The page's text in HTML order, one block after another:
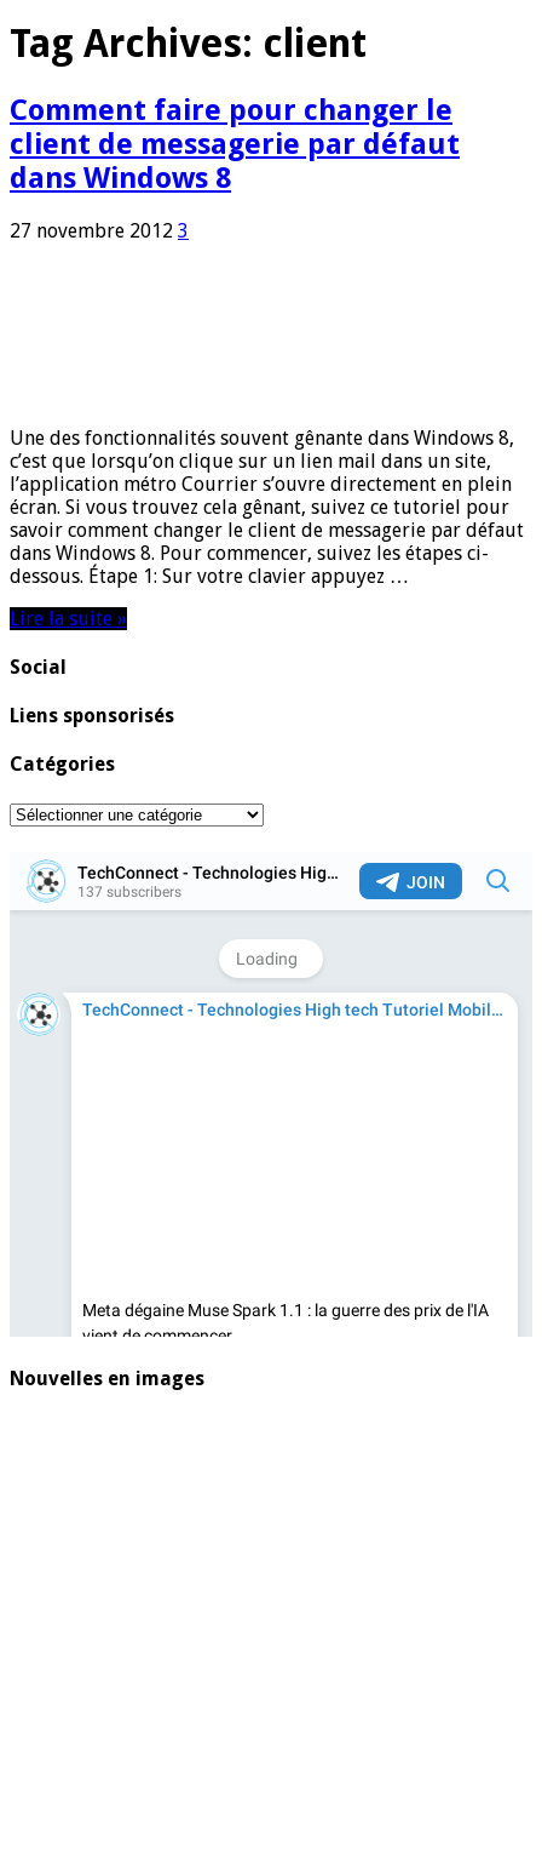
Tag Archives: client
Comment faire pour changer le
client de messagerie par défaut
dans Windows 8
27 novembre 2012 3
Une des fonctionnalités souvent gênante dans Windows 8,
c’est que lorsqu’on clique sur un lien mail dans un site,
l’application métro Courrier s’ouvre directement en plein
écran. Si vous trouvez cela gênant, suivez ce tutoriel pour
savoir comment changer le client de messagerie par défaut
dans Windows 8. Pour commencer, suivez les étapes ci-
dessous. Étape 1: Sur votre clavier appuyez …
Lire la suite »
Social
Liens sponsorisés
Catégories
Catégories
Nouvelles en images